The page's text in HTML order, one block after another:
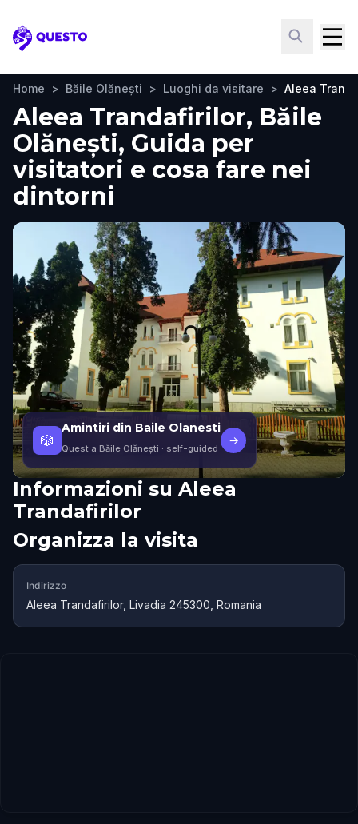
Questo
Home > Băile Olănești > Luoghi da visitare > Aleea
Aleea Trandafirilor, Băile
Olănești, Guida per
visitatori e cosa fare nei
dintorni
🎲
Amintiri din Baile Olanesti
Quest a Băile Olănești · self-guided
→
Informazioni su Aleea
Trandafirilor
Organizza la visita
Indirizzo
Aleea Trandafirilor, Livadia 245300, Romania